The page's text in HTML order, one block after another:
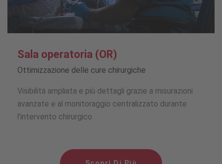
Sala operatoria (OR)
Ottimizzazione delle cure chirurgiche
Visibilità ampliata e più dettagli grazie a misurazioni
avanzate e al monitoraggio centralizzato durante
l'intervento chirurgico